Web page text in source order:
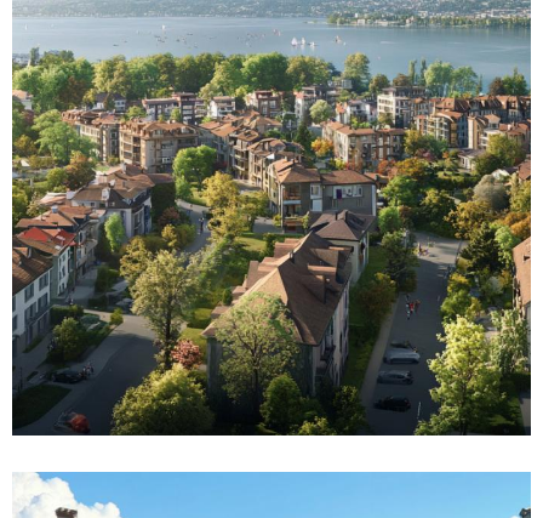
Dans un secteur aussi concurrentiel que
l’immobilier, se démarquer de la concurrence
nécessite des stratégies marketing innovantes et
durables. Parmi...
Lire la suite
Comment trouver un appartement pas